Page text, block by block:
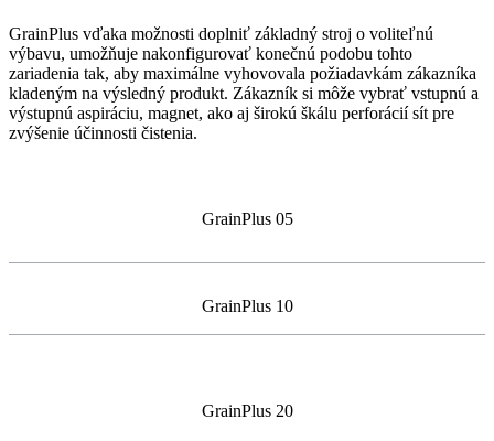
GrainPlus vďaka možnosti doplniť základný stroj o voliteľnú
výbavu, umožňuje nakonfigurovať konečnú podobu tohto
zariadenia tak, aby maximálne vyhovovala požiadavkám zákazníka
kladeným na výsledný produkt. Zákazník si môže vybrať vstupnú a
výstupnú aspiráciu, magnet, ako aj širokú škálu perforácií sít pre
zvýšenie účinnosti čistenia.
GrainPlus 05
GrainPlus 10
GrainPlus 20